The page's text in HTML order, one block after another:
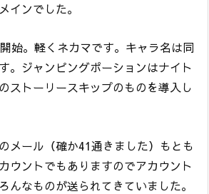
インでした。
始。軽くネカマです。キャラ名は同
。ジャンピングポーションはナイト
ストーリースキップのものを導入し
メール（確か41通きました）もとも
ウントでもありますのでアカウント
んなものが送られてきていました。